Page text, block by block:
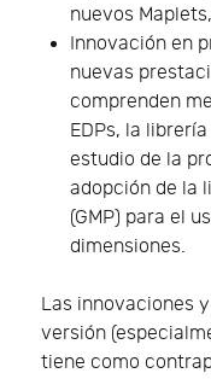
nuevos
Innovación en
nuevas
comprenden
EDPs, la
estudio de la
adopción de la
(GMP) para el
dimensiones.
Las innovaciones
versión
tiene como